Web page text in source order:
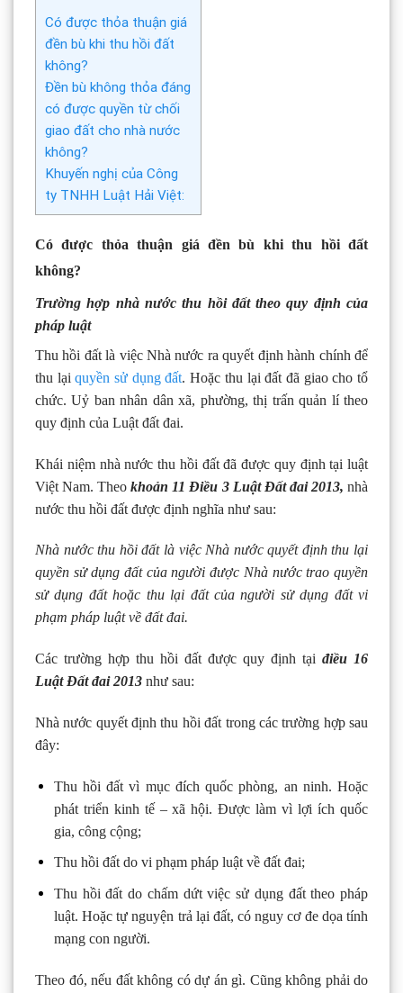
Có được thỏa thuận giá
đền bù khi thu hồi đất
không?
Đền bù không thỏa đáng
có được quyền từ chối
giao đất cho nhà nước
không?
Khuyến nghị của Công
ty TNHH Luật Hải Việt:
Có được thỏa thuận giá đền bù khi thu hồi đất
không?
Trường hợp nhà nước thu hồi đất theo quy định của
pháp luật
Thu hồi đất là việc Nhà nước ra quyết định hành chính để
thu lạiquyền sử dụng đất. Hoặc thu lại đất đã giao cho tổ
chức. Uỷ ban nhân dân xã, phường, thị trấn quản lí theo
quy định của Luật đất đai.
Khái niệm nhà nước thu hồi đất đã được quy định tại luật
Việt Nam. Theokhoản 11 Điều 3 Luật Đất đai 2013,nhà
nước thu hồi đất được định nghĩa như sau:
Nhà nước thu hồi đất là việc Nhà nước quyết định thu lại
quyền sử dụng đất của người được Nhà nước trao quyền
sử dụng đất hoặc thu lại đất của người sử dụng đất vi
phạm pháp luật về đất đai.
Các trường hợp thu hồi đất được quy định tại điều 16
Luật Đất đai 2013 như sau:
Nhà nước quyết định thu hồi đất trong các trường hợp sau
đây:
Thu hồi đất vì mục đích quốc phòng, an ninh. Hoặc
phát triển kinh tế – xã hội. Được làm vì lợi ích quốc
gia, công cộng;
Thu hồi đất do vi phạm pháp luật về đất đai;
Thu hồi đất do chấm dứt việc sử dụng đất theo pháp
luật. Hoặc tự nguyện trả lại đất, có nguy cơ đe dọa tính
mạng con người.
Theo đó, nếu đất không có dự án gì. Cũng không phải do